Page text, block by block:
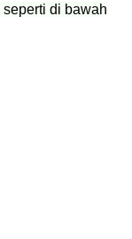
seperti di bawah